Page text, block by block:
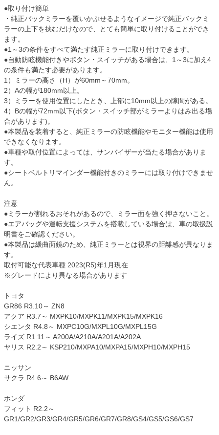
●取り付け簡単
・純正バックミラーを覆いかぶせるようなイメージで純正バックミ
ラーの上下を挟むだけなので、とても簡単に取り付けることができ
ます。
●1～3の条件をすべて満たす純正ミラーに取り付けできます。
●自動防眩機能付きやボタン・スイッチがある場合は、1～3に加え4
の条件も満たす必要があります。
1）ミラーの高さ（H）が60mm～70mm。
2）Aの幅が180mm以上。
3）ミラーを使用位置にしたとき、上部に10mm以上の隙間がある。
4）Bの幅が72mm以下(ボタン・スイッチ部がミラーよりはみ出る場
合があります)。
●本製品を装着すると、純正ミラーの防眩機能やモニター機能は使用
できなくなります。
●車種や取付位置によっては、サンバイザーが当たる場合がありま
す。
●シートベルトリマインダー機能付きのミラーには取り付けできませ
ん。
注意
●ミラーが割れるおそれがあるので、ミラー面を強く押さないこと。
●エアバッグや運転支援システムを搭載している場合は、車の取扱説
明書をご確認ください。
●本製品は緩曲面鏡のため、純正ミラーとは視界の距離感が異なりま
す。
取付可能な代表車種 2023(R5)年1月現在
※グレードにより異なる場合があります
トヨタ
GR86 R3.10～ ZN8
アクア R3.7～ MXPK10/MXPK11/MXPK15/MXPK16
シエンタ R4.8～ MXPC10G/MXPL10G/MXPL15G
ライズ R1.11～ A200A/A210A/A201A/A202A
ヤリス R2.2～ KSP210/MXPA10/MXPA15/MXPH10/MXPH15
ニッサン
サクラ R4.6～ B6AW
ホンダ
フィット R2.2～
GR1/GR2/GR3/GR4/GR5/GR6/GR7/GR8/GS4/GS5/GS6/GS7